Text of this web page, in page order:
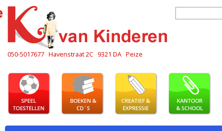
050-5017677 Havenstraat 2C 9321 DA Peize